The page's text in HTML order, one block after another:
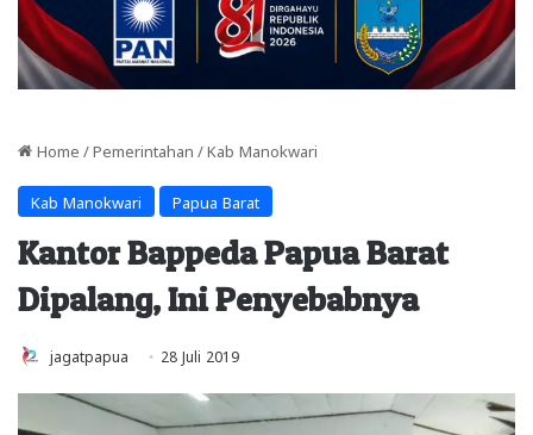
Home / Pemerintahan / Kab Manokwari
Kab Manokwari Papua Barat
Kantor Bappeda Papua Barat
Dipalang, Ini Penyebabnya
jagatpapua 28 Juli 2019